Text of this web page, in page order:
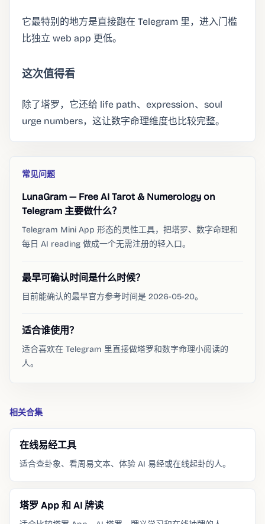
它最特别的地方是直接跑在 Telegram 里，进入门槛
比独立 web app 更低。
这次值得看
除了塔罗，它还给 life path、expression、soul
urge numbers，这让数字命理维度也比较完整。
常见问题
LunaGram — Free AI Tarot & Numerology on
Telegram 主要做什么？
Telegram Mini App 形态的灵性工具，把塔罗、数字命理和
每日 AI reading 做成一个无需注册的轻入口。
最早可确认时间是什么时候？
目前能确认的最早官方参考时间是 2026-05-20。
适合谁使用？
适合喜欢在 Telegram 里直接做塔罗和数字命理小阅读的
人。
相关合集
在线易经工具
适合查卦象、看周易文本、体验 AI 易经或在线起卦的人。
塔罗 App 和 AI 牌读